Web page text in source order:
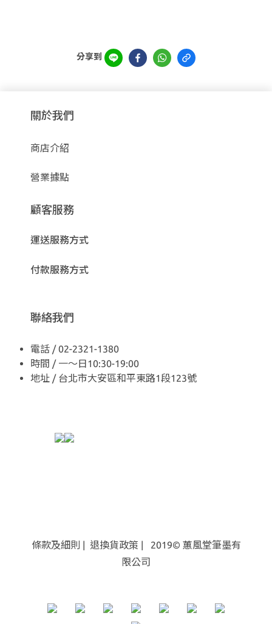
分享到
關於我們
商店介紹
營業據點
顧客服務
運送服務方式
付款服務方式
聯絡我們
電話 / 02-2321-1380
時間 / 一～日10:30-19:00
地址 / 台北市大安區和平東路1段123號
條款及細則 | 退換貨政策 | 2019© 蕙風堂筆墨有
限公司